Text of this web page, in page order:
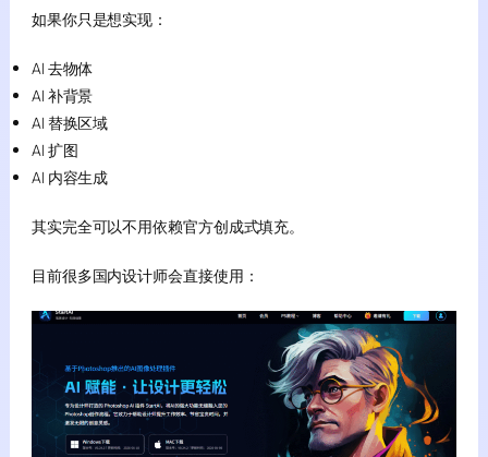
如果你只是想实现：
AI 去物体
AI 补背景
AI 替换区域
AI 扩图
AI 内容生成
其实完全可以不用依赖官方创成式填充。
目前很多国内设计师会直接使用：